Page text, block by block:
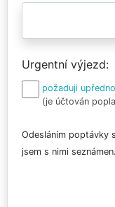
Urgentní výjezd
požaduji
(je účtován
Odesláním poptávky
jsem s nimi seznámen.